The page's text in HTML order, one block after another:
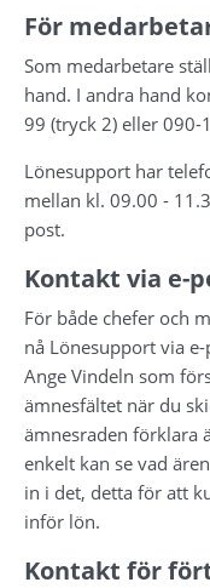
För
Som medarbetare
hand. I andra hand
99 (tryck 2) eller 090-
Lönesupport har
mellan kl. 09.00 -
post.
Kontakt via e-
För både chefer och
nå Lönesupport via e-
Ange Vindeln som
ämnesfältet när du
ämnesraden förklara
enkelt kan se vad
in i det, detta för att
inför lön.
Kontakt för